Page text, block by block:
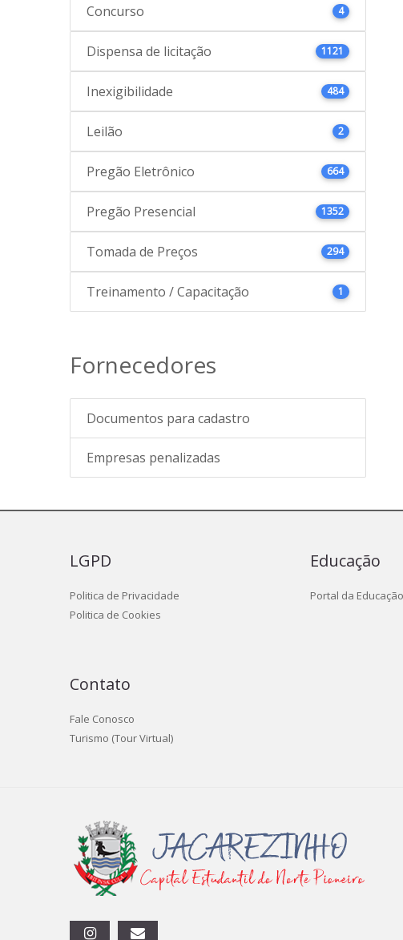
Concurso 4
Dispensa de licitação 1121
Inexigibilidade 484
Leilão 2
Pregão Eletrônico 664
Pregão Presencial 1352
Tomada de Preços 294
Treinamento / Capacitação 1
Fornecedores
Documentos para cadastro
Empresas penalizadas
LGPD
Politica de Privacidade
Politica de Cookies
Educação
Portal da Educação
Contato
Fale Conosco
Turismo (Tour Virtual)